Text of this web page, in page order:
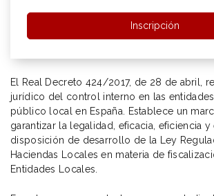
Inscripción
El Real Decreto 424/2017, de 28 de abril,
jurídico del control interno en las
público local en España. Establece un
garantizar la legalidad, eficacia, eficiencia y
disposición de desarrollo de la Ley
Haciendas Locales en materia de
Entidades Locales.